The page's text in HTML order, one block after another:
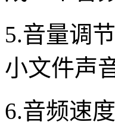
5.音量调
小文件声
6.音频速